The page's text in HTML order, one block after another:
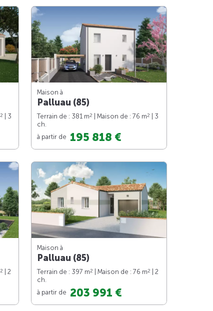
2
| 3
Maison à
Palluau (85)
Terrain de : 381 m2 | Maison de : 76 m2
| 3
ch.
à partir de 195 818 €
2
| 2
Maison à
Palluau (85)
Terrain de : 397 m2 | Maison de : 76 m2
| 2
ch.
à partir de 203 991 €